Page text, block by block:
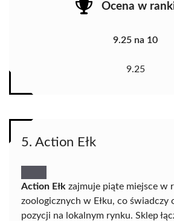
Ocena w
9.25 na 10
9.25
5. Action Ełk
Action Ełk zajmuje piąte miejsce w
zoologicznych w Ełku, co świadczy
pozycji na lokalnym rynku. Sklep